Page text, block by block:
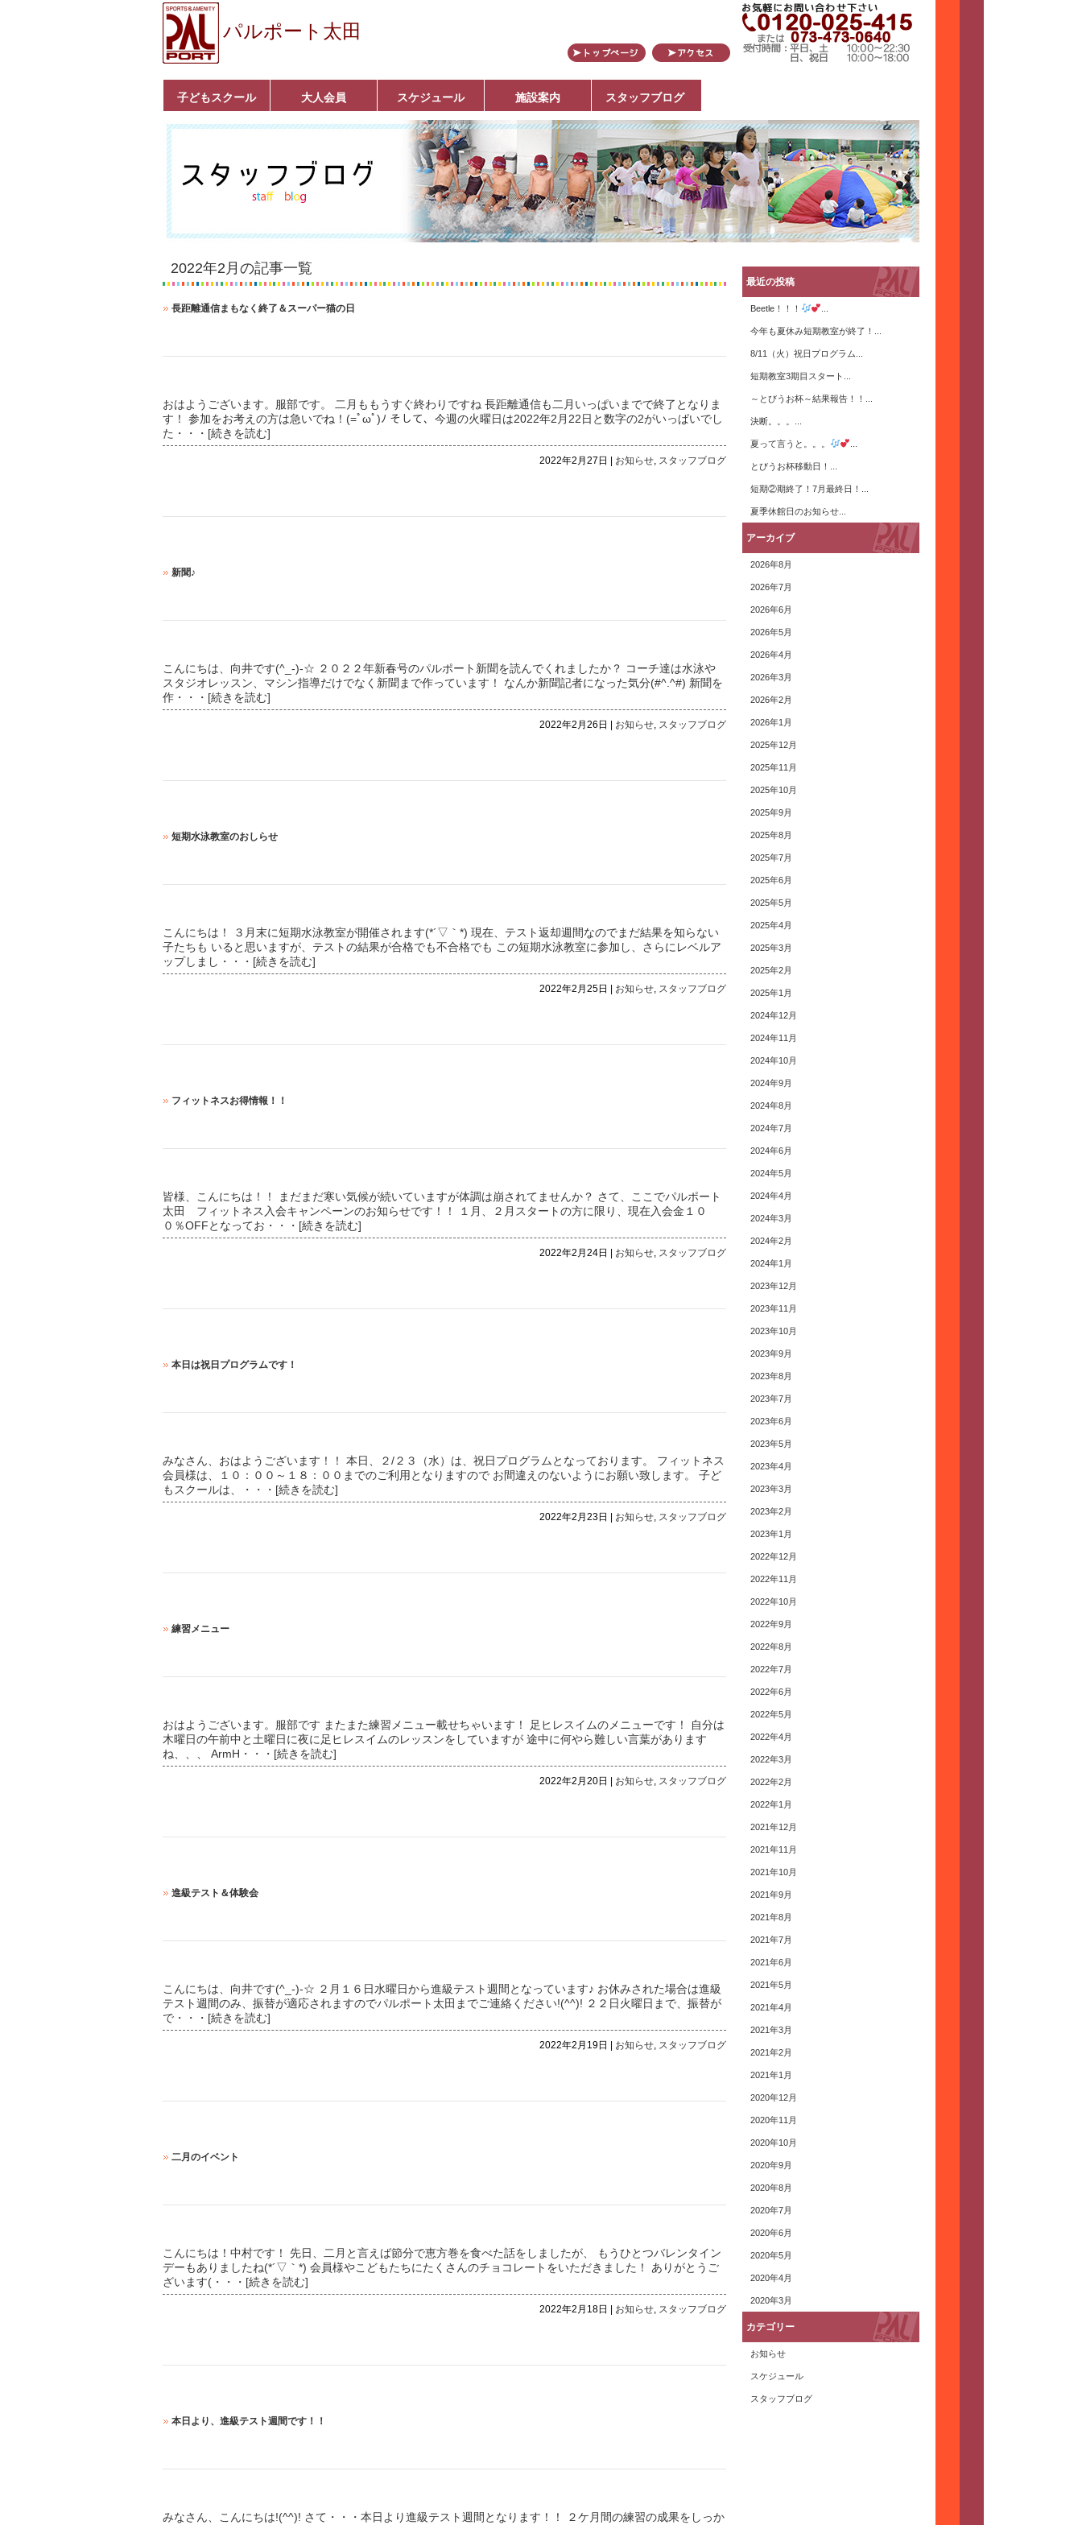
パルポート太田
子どもスクール
ベビーコース
幼児コース
小学生コース
育成コース
選手コース
キッズパーク(体操教
室)
クラシックバレエ
ボルダリング
■入会案内
大人会員
いきいきコース
トライアスロン
フィットネス
■入会案内
スケジュール 施設案内 スタッフブログ
2022年2月の記事一覧
長距離通信まもなく終了＆スーパー猫の日
おはようございます。服部です。 二月ももうすぐ終わりですね 長距離通信も二月いっぱいまでで終了となりま
す！ 参加をお考えの方は急いでね！(=ﾟωﾟ)ﾉ そして、今週の火曜日は2022年2月22日と数字の2がいっぱいでし
た ・・・[続きを読む]
2022年2月27日 | お知らせ, スタッフブログ
新聞♪
こんにちは、向井です(^_-)-☆ ２０２２年新春号のパルポート新聞を読んでくれましたか？ コーチ達は水泳や
スタジオレッスン、マシン指導だけでなく新聞まで作っています！ なんか新聞記者になった気分(#^.^#) 新聞を
作 ・・・[続きを読む]
2022年2月26日 | お知らせ, スタッフブログ
短期水泳教室のおしらせ
こんにちは！ ３月末に短期水泳教室が開催されます(*´▽｀*) 現在、テスト返却週間なのでまだ結果を知らない
子たちも いると思いますが、テストの結果が合格でも不合格でも この短期水泳教室に参加し、さらにレベルア
ップしまし ・・・[続きを読む]
2022年2月25日 | お知らせ, スタッフブログ
フィットネスお得情報！！
皆様、こんにちは！！ まだまだ寒い気候が続いていますが体調は崩されてませんか？ さて、ここでパルポート
太田 フィットネス入会キャンペーンのお知らせです！！ １月、２月スタートの方に限り、現在入会金１０
０％OFFとなってお ・・・[続きを読む]
2022年2月24日 | お知らせ, スタッフブログ
本日は祝日プログラムです！
みなさん、おはようございます！！ 本日、２/２３（水）は、祝日プログラムとなっております。 フィットネス
会員様は、１０：００～１８：００までのご利用となりますので お間違えのないようにお願い致します。 子ど
もスクールは、
・・・[続きを読む]
2022年2月23日 | お知らせ, スタッフブログ
練習メニュー
おはようございます。服部です またまた練習メニュー載せちゃいます！ 足ヒレスイムのメニューです！ 自分は
木曜日の午前中と土曜日に夜に足ヒレスイムのレッスンをしていますが 途中に何やら難しい言葉があります
ね、、、 ArmH ・・・[続きを読む]
2022年2月20日 | お知らせ, スタッフブログ
進級テスト＆体験会
こんにちは、向井です(^_-)-☆ ２月１６日水曜日から進級テスト週間となっています♪ お休みされた場合は進級
テスト週間のみ、振替が適応されますのでパルポート太田までご連絡ください!(^^)! ２２日火曜日まで、振替が
で ・・・[続きを読む]
2022年2月19日 | お知らせ, スタッフブログ
二月のイベント
こんにちは！中村です！ 先日、二月と言えば節分で恵方巻を食べた話をしましたが、 もうひとつバレンタイン
デーもありましたね(*´▽｀*) 会員様やこどもたちにたくさんのチョコレートをいただきました！ ありがとうご
ざいます( ・・・[続きを読む]
2022年2月18日 | お知らせ, スタッフブログ
本日より、進級テスト週間です！！
みなさん、こんにちは!(^^)! さて・・・本日より進級テスト週間となります！！ ２ケ月間の練習の成果をしっか
最近の投稿
Beetle！！！
今年も夏休み短期教室が終了！...
8/11（火）祝日プログラム...
短期教室3期目スタート...
～とびうお杯～結果報告！！...
決断。。。...
夏って言うと。。。
とびうお杯移動日！...
短期②期終了！7月最終日！...
夏季休館日のお知らせ...
アーカイブ
2026年8月
2026年7月
2026年6月
2026年5月
2026年4月
2026年3月
2026年2月
2026年1月
2025年12月
2025年11月
2025年10月
2025年9月
2025年8月
2025年7月
2025年6月
2025年5月
2025年4月
2025年3月
2025年2月
2025年1月
2024年12月
2024年11月
2024年10月
2024年9月
2024年8月
2024年7月
2024年6月
2024年5月
2024年4月
2024年3月
2024年2月
2024年1月
2023年12月
2023年11月
2023年10月
2023年9月
2023年8月
2023年7月
2023年6月
2023年5月
2023年4月
2023年3月
2023年2月
2023年1月
2022年12月
2022年11月
2022年10月
2022年9月
2022年8月
2022年7月
2022年6月
2022年5月
2022年4月
2022年3月
2022年2月
2022年1月
2021年12月
2021年11月
2021年10月
2021年9月
2021年8月
2021年7月
2021年6月
2021年5月
2021年4月
2021年3月
2021年2月
2021年1月
2020年12月
2020年11月
2020年10月
2020年9月
2020年8月
2020年7月
2020年6月
2020年5月
2020年4月
2020年3月
カテゴリー
お知らせ
スケジュール
スタッフブログ